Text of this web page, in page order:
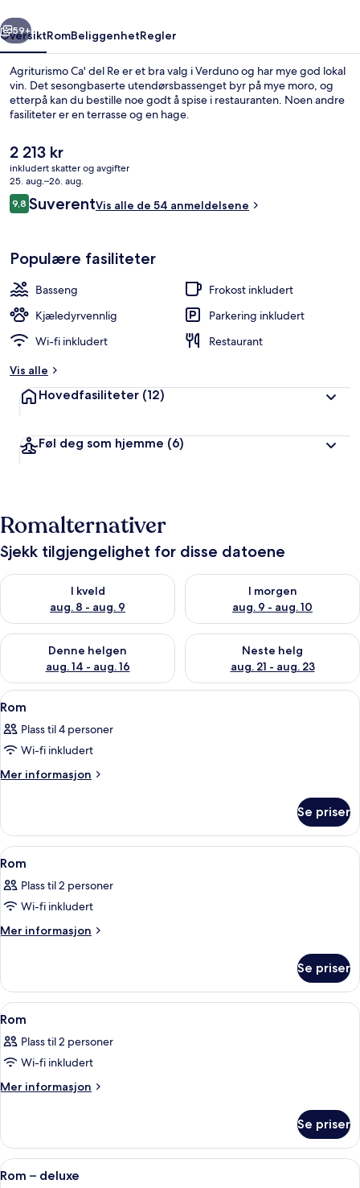
Sesongbasert utendørsbasseng,
Neste
59+
OversiktRomBeliggenhetRegler
Agriturismo Ca' del Re er et bra valg i Verduno og har mye god lokal
vin. Det sesongbaserte utendørsbassenget byr på mye moro, og
etterpå kan du bestille noe godt å spise i restauranten. Noen andre
fasiliteter er en terrasse og en hage.
Den
nåværende
prisen
er
2 213 kr
2 213 kr
inkludert skatter og avgifter
25. aug.–26. aug.
Anmeldelser
9,89,8 av 10 –
SuverentVis alle de 54 anmeldelsene
Populære fasiliteter
Basseng
Frokost inkludert
Kjæledyrvennlig
Parkering inkludert
Wi-fi inkludert
Restaurant
Vis alle
Hovedfasiliteter (12)
Føl deg som hjemme (6)
Romalternativer
Sjekk tilgjengelighet for disse datoene
I kveld
aug. 8 - aug. 9
Sjekk tilgjengelighet for i kveld, aug. 8 - aug. 9
I morgen
aug. 9 - aug. 10
Sjekk tilgjengelighet for i
Denne helgen
aug. 14 - aug. 16
Sjekk tilgjengelighet for denne helgen, aug. 14 - aug. 16
Neste helg
aug. 21 - aug. 23
Sjekk tilgjengelighet for
Åpne
alle
bildene
av
Rom
Minibar, skrivebord,
5
Rom
Plass til 4 personer
Wi-fi inkludert
Mer informasjon
Mer
Se priser
Åpne
alle
bildene
av
Rom
Minibar, skrivebord,
7
Rom
Plass til 2 personer
Wi-fi inkludert
Mer informasjon
Mer
Se priser
Åpne
alle
bildene
av
Rom
Minibar, skrivebord,
3
Rom
Plass til 2 personer
Wi-fi inkludert
Mer informasjon
Mer
Se priser
Åpne
Rom – deluxe | Minibar, skrivebord,
4
Rom – deluxe